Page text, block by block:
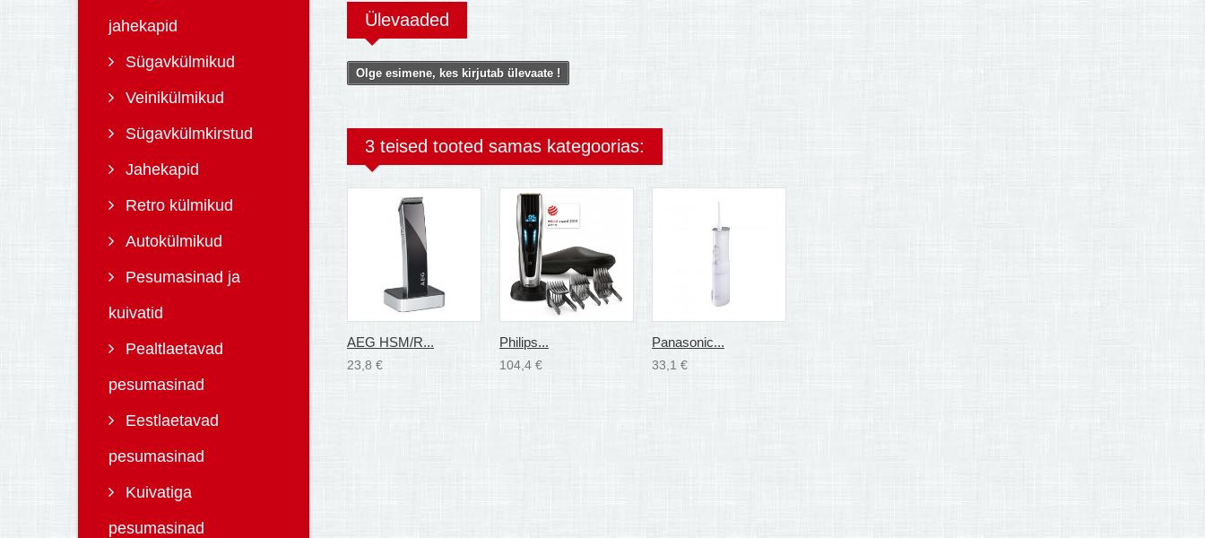
jahekapid
Sügavkülmikud
Veinikülmikud
Sügavkülmkirstud
Jahekapid
Retro külmikud
Autokülmikud
Pesumasinad ja
kuivatid
Pealtlaetavad
pesumasinad
Eestlaetavad
pesumasinad
Kuivatiga
pesumasinad
Ülevaaded
Olge esimene, kes kirjutab ülevaate !
3 teised tooted samas kategoorias:
AEG HSM/R...
23,8 €
Philips...
104,4 €
Panasonic...
33,1 €